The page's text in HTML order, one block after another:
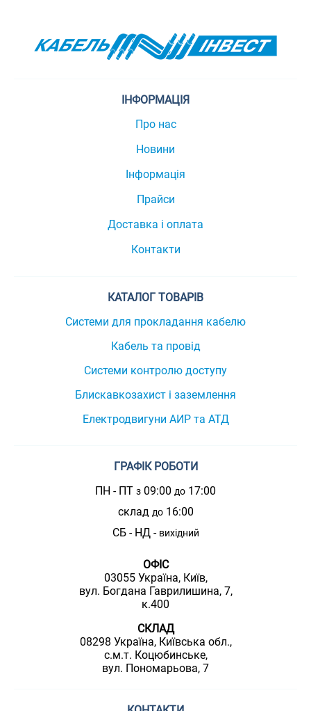
ІНФОРМАЦІЯ
Про нас
Новини
Інформація
Прайси
Доставка і оплата
Контакти
КАТАЛОГ ТОВАРІВ
Системи для прокладання кабелю
Кабель та провід
Системи контролю доступу
Блискавкозахист і заземлення
Електродвигуни АИР та АТД
ГРАФІК РОБОТИ
ПН - ПТ з 09:00 до 17:00
склад до16:00
СБ - НД - вихідний
ОФІС
03055 Україна, Київ,
вул. Богдана Гаврилишина, 7,
к.400
СКЛАД
08298 Україна, Київська обл.,
с.м.т. Коцюбинське,
вул. Пономарьова, 7